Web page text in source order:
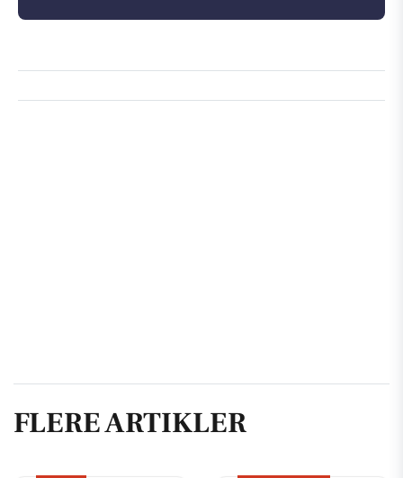
FLERE ARTIKLER